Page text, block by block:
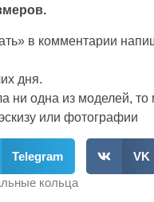
в комментарии
дня.
ни одна из моделей, то
или фотографии
Telegram VK
кольца